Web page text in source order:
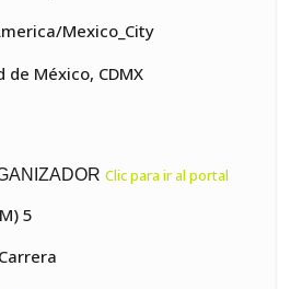
Mexico_City
de México, CDMX
Clic para ir al portal
5